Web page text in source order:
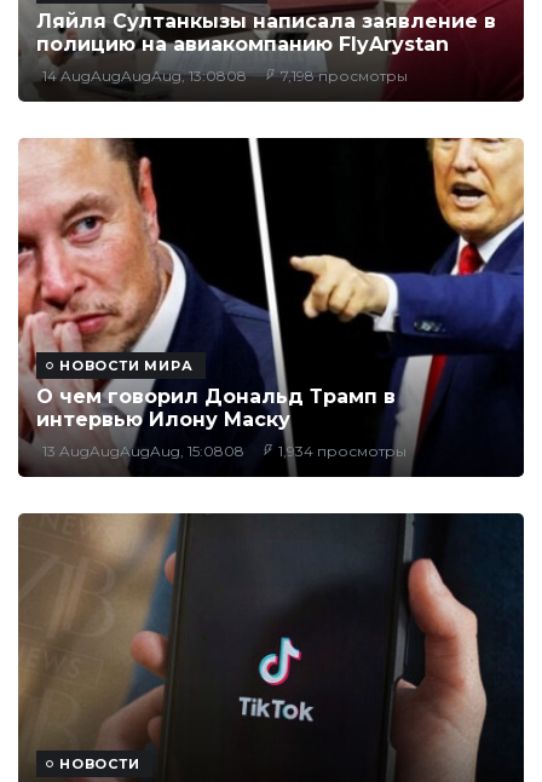
Ляйля Султанкызы написала заявление в
полицию на авиакомпанию FlyArystan
14 AugAugAugAug, 13:0808 7,198 просмотры
НОВОСТИ МИРА
О чем говорил Дональд Трамп в
интервью Илону Маску
13 AugAugAugAug, 15:0808 1,934 просмотры
НОВОСТИ